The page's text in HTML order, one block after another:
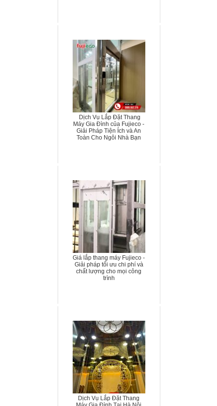
Dịch Vụ Lắp Đặt Thang
Máy Gia Đình của Fujieco -
Giải Pháp Tiện Ích và An
Toàn Cho Ngôi Nhà Bạn
Giá lắp thang máy Fujieco -
Giải pháp tối ưu chi phí và
chất lượng cho mọi công
trình
Dịch Vụ Lắp Đặt Thang